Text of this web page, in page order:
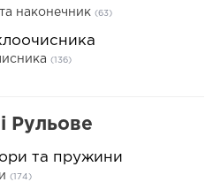
наконечник (63)
(136)
і Рульове
та пружини
(174)